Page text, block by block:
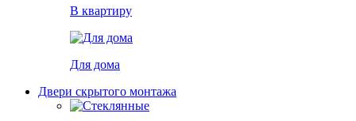
В квартиру
Для дома
Двери скрытого монтажа